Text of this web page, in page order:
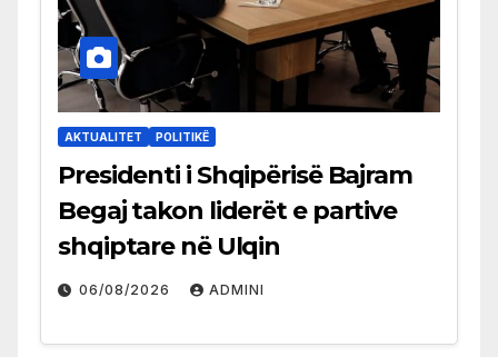
AKTUALITET POLITIKË
Presidenti i Shqipërisë Bajram
Begaj takon liderët e partive
shqiptare në Ulqin
06/08/2026 ADMINI